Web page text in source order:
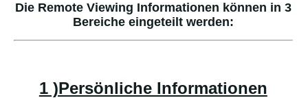
Die Remote Viewing Informationen können in 3
Bereiche eingeteilt werden:
1 )Persönliche Informationen